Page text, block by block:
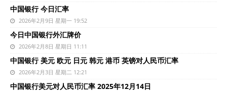
中国银行 今日汇率
2026年2月9日 星期一 19:52
今日中国银行外汇牌价
2026年2月8日 星期日 11:11
中国银行 美元 欧元 日元 韩元 港币 英镑对人民币汇率
2026年2月3日 星期二 12:21
中国银行美元对人民币汇率 2025年12月14日